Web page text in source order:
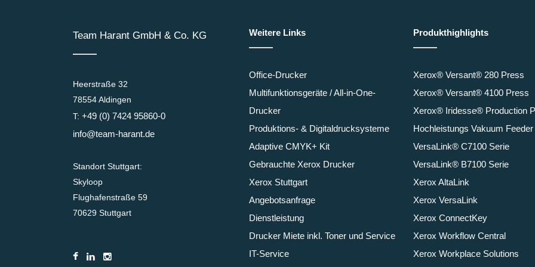
Team Harant GmbH & Co. KG
Heerstraße 32
78554 Aldingen
T: +49 (0) 7424 95860-0
info@team-harant.de
Standort Stuttgart:
Skyloop
Flughafenstraße 59
70629 Stuttgart
Weitere Links
Office-Drucker
Multifunktionsgeräte / All-in-One-
Drucker
Produktions- & Digitaldrucksysteme
Adaptive CMYK+ Kit
Gebrauchte Xerox Drucker
Xerox Stuttgart
Angebotsanfrage
Dienstleistung
Drucker Miete inkl. Toner und Service
IT-Service
Produkthighlights
Xerox® Versant® 280 Press
Xerox® Versant® 4100 Press
Xerox® Iridesse® Production
Hochleistungs Vakuum Feeder
VersaLink® C7100 Serie
VersaLink® B7100 Serie
Xerox AltaLink
Xerox VersaLink
Xerox ConnectKey
Xerox Workflow Central
Xerox Workplace Solutions